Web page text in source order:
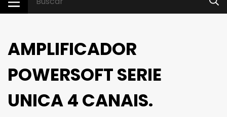
AMPLIFICADOR
POWERSOFT SERIE
UNICA 4 CANAIS.